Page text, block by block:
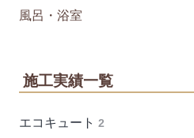
風呂・浴室
施工実績一覧
エコキュート 2